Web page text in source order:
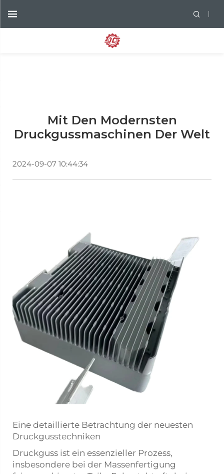
Mit Den Modernsten
Druckgussmaschinen Der Welt
2024-09-07 10:44:34
Eine detaillierte Betrachtung der neuesten
Druckgusstechniken
Druckguss ist ein essenzieller Prozess,
insbesondere bei der Massenfertigung